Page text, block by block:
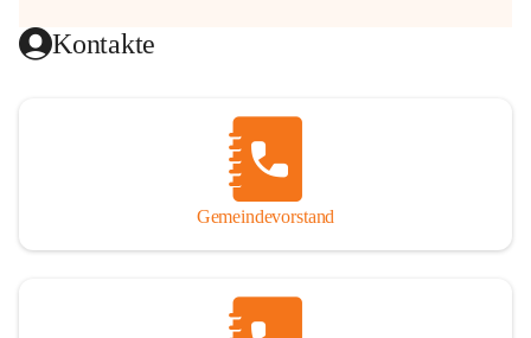
Kontakte
Gemeindevorstand